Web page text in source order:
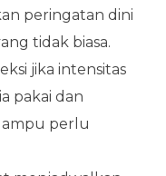
peringatan dini
tidak biasa.
jika intensitas
pakai dan
perlu